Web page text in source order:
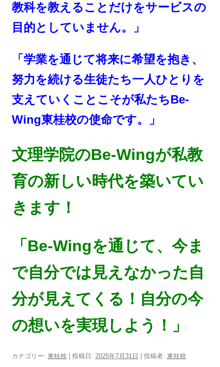
教科を教えることだけをサービスの
目的としていません。」
「学業を通じて将来に希望を抱き、
努力を続ける生徒たち一人ひとりを
支えていくことこそが私たちBe-
Wing東桂校の使命です。」
文理学院のBe-Wingが私教
育の新しい時代を築いてい
きます！
「Be-Wingを通じて、今ま
で自分では見えなかった自
分が見えてくる！自分の今
の想いを実現しよう！」
カテゴリー: 東桂校 | 投稿日: 2025年7月31日 投稿者: 東桂校